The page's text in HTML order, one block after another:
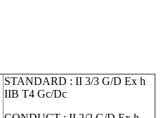
STANDARD : II 3/3 G/D Ex h
IIB T4 Gc/Dc